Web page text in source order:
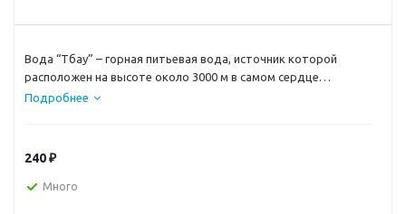
Вода “Тбау” – горная питьевая вода, источник которой
расположен на высоте около 3000 м в самом сердце
Северной Осетии, славящейся своей исключительной
Подробнее
240₽
Много